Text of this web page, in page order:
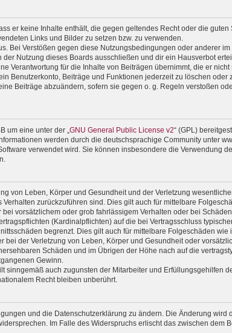
er keine Inhalte enthält, die gegen geltendes Recht oder die
Links und Bilder zu setzen bzw. zu verwenden.
Bei Verstößen gegen diese Nutzungsbedingungen oder anderer
Nutzung dieses Boards ausschließen und dir ein Hausverbot
Verantwortung für die Inhalte von Beiträgen übernimmt, die er
Benutzerkonto, Beiträge und Funktionen jederzeit zu löschen oder
Beiträge abzuändern, sofern sie gegen o. g. Regeln verstoßen
um eine unter der „ GNU General Public License v2“ (GPL)
werden durch die deutschsprachige Community unter
verwendet wird. Sie können insbesondere die Verwendung
von Leben, Körper und Gesundheit und der Verletzung
zurückzuführen sind. Dies gilt auch für mittelbare
vorsätzlichem oder grob fahrlässigem Verhalten oder bei
(Kardinalpflichten) auf die bei Vertragsschluss
begrenzt. Dies gilt auch für mittelbare Folgeschäden
bei der Verletzung von Leben, Körper und Gesundheit oder
Schäden und im Übrigen der Höhe nach auf die
Gewinn.
sinngemäß auch zugunsten der Mitarbeiter und Erfüllungsgehilfen
Recht bleiben unberührt.
und die Datenschutzerklärung zu ändern. Die Änderung wird
Im Falle des Widerspruchs erlischt das zwischen dem